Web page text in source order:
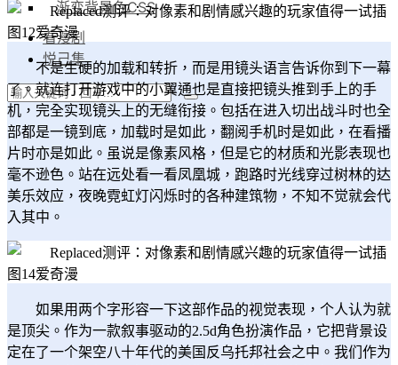
渐变背景色CSS
看漫剧
悦己集
不是生硬的加载和转折，而是用镜头语言告诉你到下一幕
了。就连打开游戏中的小翼通也是直接把镜头推到手上的手
机，完全实现镜头上的无缝衔接。包括在进入切出战斗时也全
部都是一镜到底，加载时是如此，翻阅手机时是如此，在看播
片时亦是如此。虽说是像素风格，但是它的材质和光影表现也
毫不逊色。站在远处看一看凤凰城，跑路时光线穿过树林的达
美乐效应，夜晚霓虹灯闪烁时的各种建筑物，不知不觉就会代
入其中。
如果用两个字形容一下这部作品的视觉表现，个人认为就
是顶尖。作为一款叙事驱动的2.5d角色扮演作品，它把背景设
定在了一个架空八十年代的美国反乌托邦社会之中。我们作为